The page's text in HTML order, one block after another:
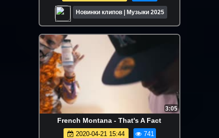
Новинки клипов | Музыки 2025
3:05
French Montana - That's A Fact
2020-04-21 15:44 741